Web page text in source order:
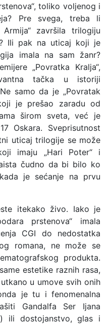
toliko voljenog i
Pre svega, treba li
završila trilogiju
Ili pak na uticaj koji je
imala na sam žanr?
„Povratka Kralja“,
tačka u istoriji
samo da je „Povratak
je prešao zaradu od
širom sveta, već je
Oskara. Sveprisutnost
uticaj trilogije se može
imaju „Hari Poter“ i
čudno da bi bilo ko
je sećanje na prvu
itekako živo. Iako je
prstenova“ imala
CGI do nedostatka
romana, ne može se
produkta.
estetike raznih rasa,
u umove svih onih
je tu i fenomenalna
Gandalfa Ser Ijana
ili dostojanstvo, glas i